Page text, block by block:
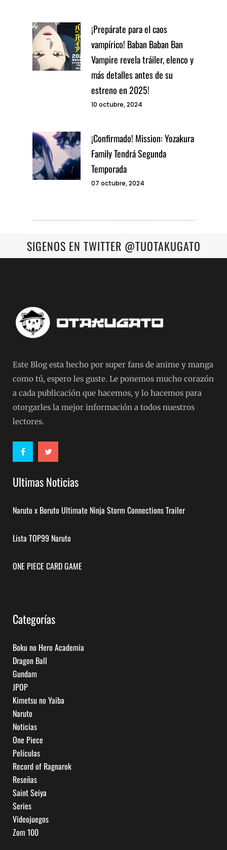
¡Prepárate para el caos
vampírico! Baban Baban Ban
Vampire revela tráiler, elenco y
más detalles antes de su
estreno en 2025!
10 octubre, 2024
¡Confirmado! Mission: Yozakura
Family Tendrá Segunda
Temporada
07 octubre, 2024
SIGENOS EN TWITTER @TUOTAKUGATO
Este Blog esta hecho por super fans de anime y manga
como tú, espero les guste. Le ponemos mucho corazón
a cada publicación que hacemos, y lo hacemos para
otorgarles la mejor información a todos nuestros
lectores.
Ultimas Noticias
Naruto x Boruto Ultimate Ninja Storm Connections Trailer
Lista TOP99 Naruto
ONE PIECE CARD GAME
Categorías
Boku no Hero Academia
Dragon Ball
Gundam
JPOP
Kimetsu no Yaiba
Naruto
Noticias
One Piece
Películas
Record of Ragnarok
Reseñas
Saint Seiya
Series
Videojuegos
Zom 100